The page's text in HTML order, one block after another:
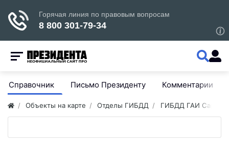
Справочник Письмо Президенту Комментарии
Объекты на карте Отделы ГИБДД ГИБДД ГАИ